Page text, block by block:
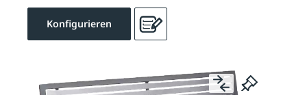
Konfigurieren